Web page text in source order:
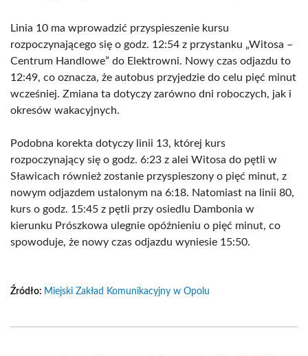
Linia 10 ma wprowadzić przyspieszenie kursu
rozpoczynającego się o godz. 12:54 z przystanku „Witosa –
Centrum Handlowe” do Elektrowni. Nowy czas odjazdu to
12:49, co oznacza, że autobus przyjedzie do celu pięć minut
wcześniej. Zmiana ta dotyczy zarówno dni roboczych, jak i
okresów wakacyjnych.
Podobna korekta dotyczy linii 13, której kurs
rozpoczynający się o godz. 6:23 z alei Witosa do pętli w
Sławicach również zostanie przyspieszony o pięć minut, z
nowym odjazdem ustalonym na 6:18. Natomiast na linii 80,
kurs o godz. 15:45 z pętli przy osiedlu Dambonia w
kierunku Prószkowa ulegnie opóźnieniu o pięć minut, co
spowoduje, że nowy czas odjazdu wyniesie 15:50.
Źródło: Miejski Zakład Komunikacyjny w Opolu